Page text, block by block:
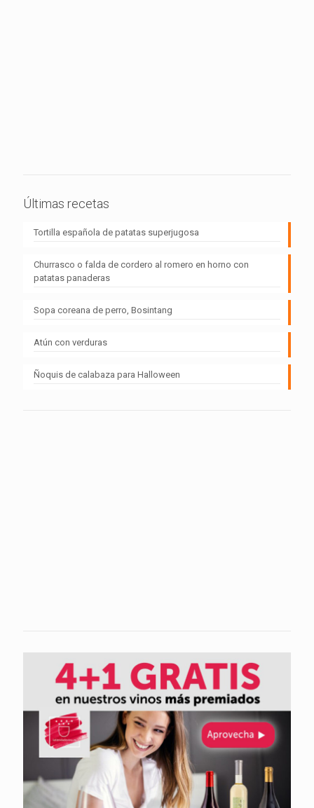
Últimas recetas
Tortilla española de patatas superjugosa
Churrasco o falda de cordero al romero en horno con
patatas panaderas
Sopa coreana de perro, Bosintang
Atún con verduras
Ñoquis de calabaza para Halloween